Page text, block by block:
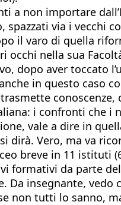
a non importare
spazzati via i vecchi
il varo di quella
occhi nella sua
dopo aver toccato
in questo caso
i confronti che i
vale a dire in
dirà. Vero, ma va
breve in 11
formativi da parte
Da insegnante,
non tutti lo sanno,